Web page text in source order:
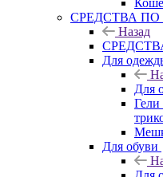
CРЕДСТВА
Назад
Для
Для
Для обуви